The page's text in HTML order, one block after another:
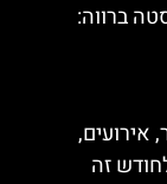
ברווה:
אירועים,
זה